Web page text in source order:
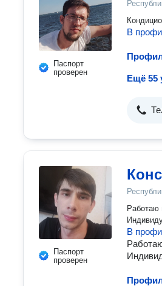
Паспорт
проверен
В
Ещё 55
Паспорт
проверен
Работаю
В